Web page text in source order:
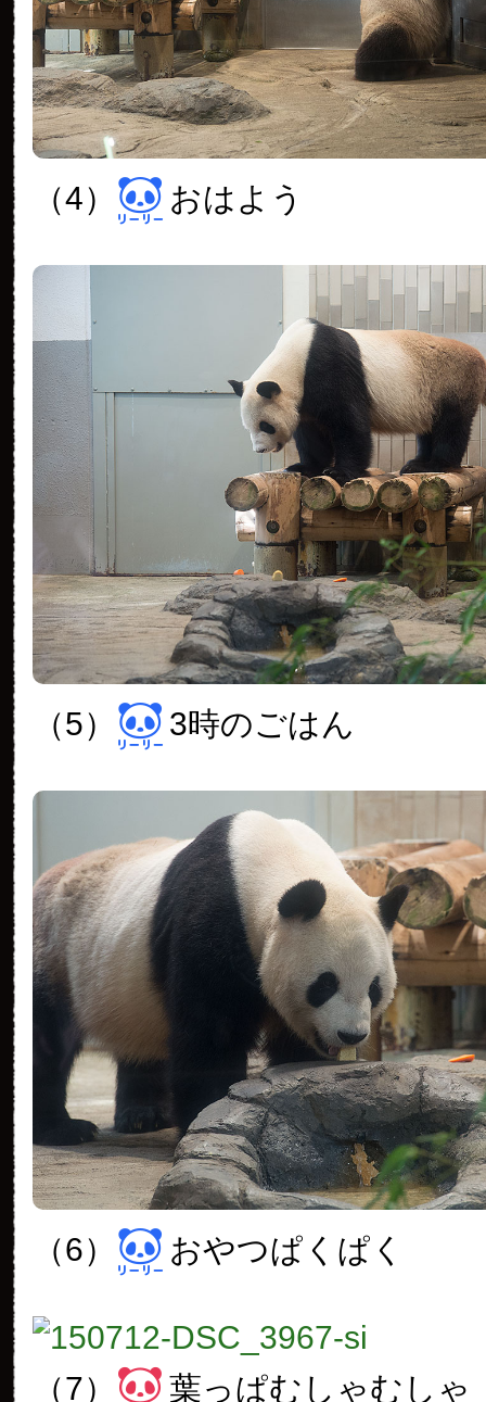
（4） おはよう
（5） 3時のごはん
（6） おやつぱくぱく
（7） 葉っぱむしゃむしゃ